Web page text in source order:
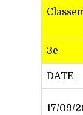
C
3e
DATE
17/09/